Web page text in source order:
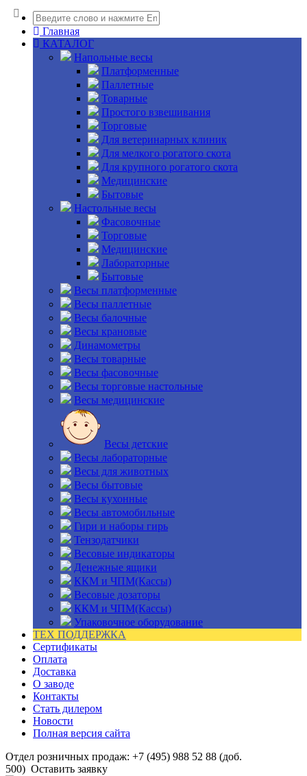
Главная
КАТАЛОГ
Напольные весы
Платформенные
Паллетные
Товарные
Простого взвешивания
Торговые
Для ветеринарных клиник
Для мелкого рогатого скота
Для крупного рогатого скота
Медицинские
Бытовые
Настольные весы
Фасовочные
Торговые
Медицинские
Лабораторные
Бытовые
Весы платформенные
Весы паллетные
Весы балочные
Весы крановые
Динамометры
Весы товарные
Весы фасовочные
Весы торговые настольные
Весы медицинские
Весы детские
Весы лабораторные
Весы для животных
Весы бытовые
Весы кухонные
Весы автомобильные
Гири и наборы гирь
Тензодатчики
Весовые индикаторы
Денежные ящики
ККМ и ЧПМ(Кассы)
Весовые дозаторы
ККМ и ЧПМ(Кассы)
Упаковочное оборудование
ТЕХ ПОДДЕРЖКА
Сертификаты
Оплата
Доставка
О заводе
Контакты
Стать дилером
Новости
Полная версия сайта
Отдел розничных продаж: +7 (495) 988 52 88 (доб.
500) Оставить заявку